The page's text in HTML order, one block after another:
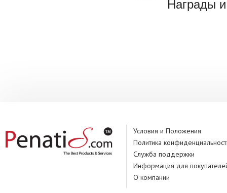
Награды
Условия и Положения
Политика
Служба поддержки
Информация для
О компании